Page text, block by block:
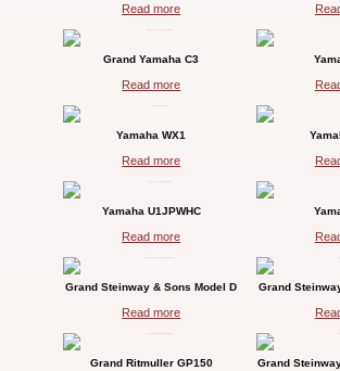
Read more
Grand Yamaha C3
Read more
Yamaha WX1
Read more
Yamaha U1JPWHC
Read more
Grand Steinway & Sons Model D
Read more
Grand
Grand Ritmuller GP150 Grand